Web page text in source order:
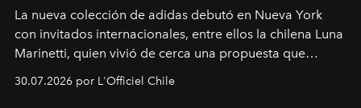
La nueva colección de adidas debutó en Nueva York
con invitados internacionales, entre ellos la chilena Luna
Marinetti, quien vivió de cerca una propuesta que
fusiona moda y rendimiento.
30.07.2026 por L'Officiel Chile